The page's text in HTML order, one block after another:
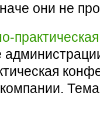
они не